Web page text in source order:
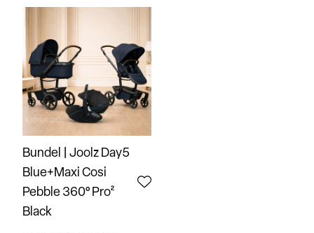
Bundel | Joolz Day5
Blue+Maxi Cosi
Pebble 360° Pro²
Black